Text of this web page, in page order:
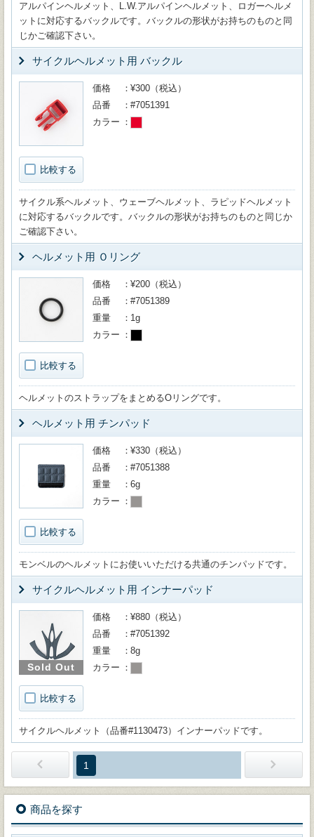
アルパインヘルメット、L.W.アルパインヘルメット、ロガーヘルメ
ットに対応するバックルです。バックルの形状がお持ちのものと同
じかご確認下さい。
サイクルヘルメット用 バックル
比較する
価格
¥300（税込）
品番
#7051391
カラー
サイクル系ヘルメット、ウェーブヘルメット、ラピッドヘルメット
に対応するバックルです。バックルの形状がお持ちのものと同じか
ご確認下さい。
ヘルメット用 Ｏリング
比較する
価格
¥200（税込）
品番
#7051389
重量
1g
カラー
ヘルメットのストラップをまとめるOリングです。
ヘルメット用 チンパッド
比較する
価格
¥330（税込）
品番
#7051388
重量
6g
カラー
モンベルのヘルメットにお使いいただける共通のチンパッドです。
サイクルヘルメット用 インナーパッド
Sold Out
比較する
価格
¥880（税込）
品番
#7051392
重量
8g
カラー
サイクルヘルメット（品番#1130473）インナーパッドです。
1
商品を探す